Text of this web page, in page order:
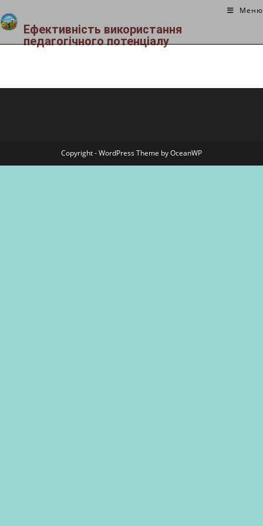
Меню
Ефективність використання
педагогічного потенціалу
Copyright - WordPress Theme by OceanWP